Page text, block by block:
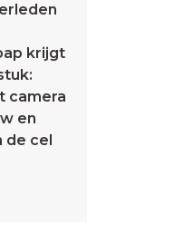
krijgt
camera
en
de cel